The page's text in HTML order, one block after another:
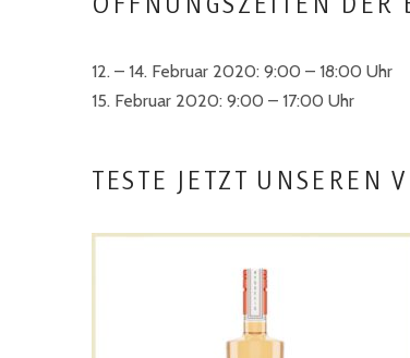
12. – 14. Februar 2020: 9:00 – 18:00 Uhr
15. Februar 2020: 9:00 – 17:00 Uhr
TESTE JETZT UNSEREN